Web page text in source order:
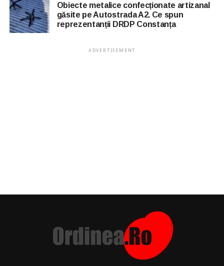
Obiecte metalice confecționate artizanal
găsite pe Autostrada A2. Ce spun
reprezentanții DRDP Constanța
ADVERTISEMENT